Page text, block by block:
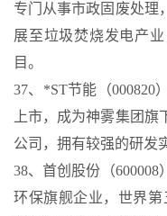
专门从事市政固废处理
展至垃圾焚烧发电产
目。
37、*ST节能（000820
上市，成为神雾集团
公司，拥有较强的研发
38、首创股份（
环保旗舰企业，世界